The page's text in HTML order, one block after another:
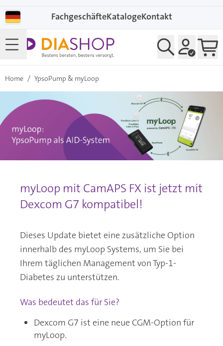
FachgeschäfteKatalogeKontakt
Home / YpsoPump & myLoop
myLoop mit CamAPS FX ist jetzt mit
Dexcom G7 kompatibel!
Dieses Update bietet eine zusätzliche Option
innerhalb des myLoop Systems, um Sie bei
Ihrem täglichen Management von Typ-1-
Diabetes zu unterstützen.
Was bedeutet das für Sie?
Dexcom G7 ist eine neue CGM-Option für
myLoop.